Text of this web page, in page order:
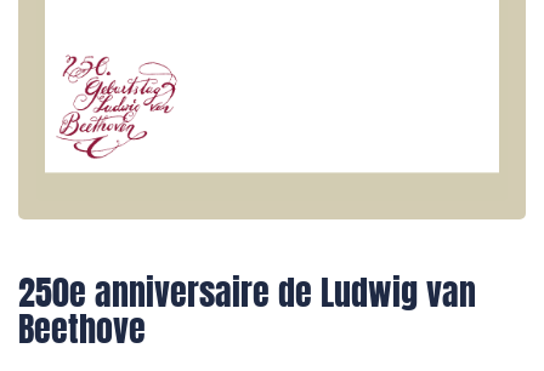
250e anniversaire de Ludwig van
Beethove